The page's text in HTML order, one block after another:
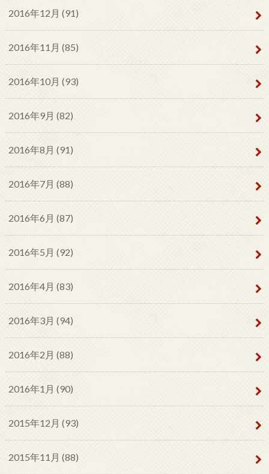
2016年12月 (91)
2016年11月 (85)
2016年10月 (93)
2016年9月 (82)
2016年8月 (91)
2016年7月 (88)
2016年6月 (87)
2016年5月 (92)
2016年4月 (83)
2016年3月 (94)
2016年2月 (88)
2016年1月 (90)
2015年12月 (93)
2015年11月 (88)